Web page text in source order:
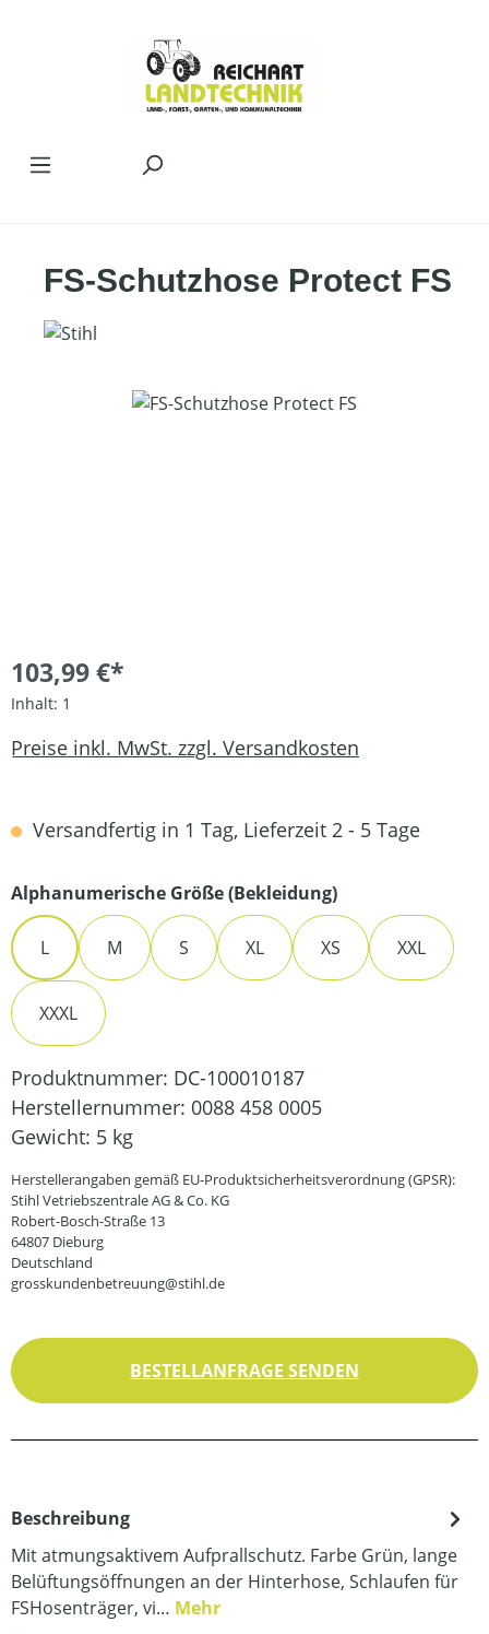
FS-Schutzhose Protect FS
Bildergalerie überspringen
103,99 €*
Inhalt: 1
Preise inkl. MwSt. zzgl. Versandkosten
Versandfertig in 1 Tag, Lieferzeit 2 - 5 Tage
Alphanumerische Größe (Bekleidung)auswählen
L M S XL XS XXL
XXXL
Produktnummer: DC-100010187
Herstellernummer: 0088 458 0005
Gewicht: 5 kg
Herstellerangaben gemäß EU-Produktsicherheitsverordnung (GPSR):
Stihl Vetriebszentrale AG & Co. KG
Robert-Bosch-Straße 13
64807 Dieburg
Deutschland
grosskundenbetreuung@stihl.de
BESTELLANFRAGE SENDEN
Beschreibung
Mit atmungsaktivem Aufprallschutz. Farbe Grün, lange
Belüftungsöffnungen an der Hinterhose, Schlaufen für
FS­Hosenträger, vi… Mehr